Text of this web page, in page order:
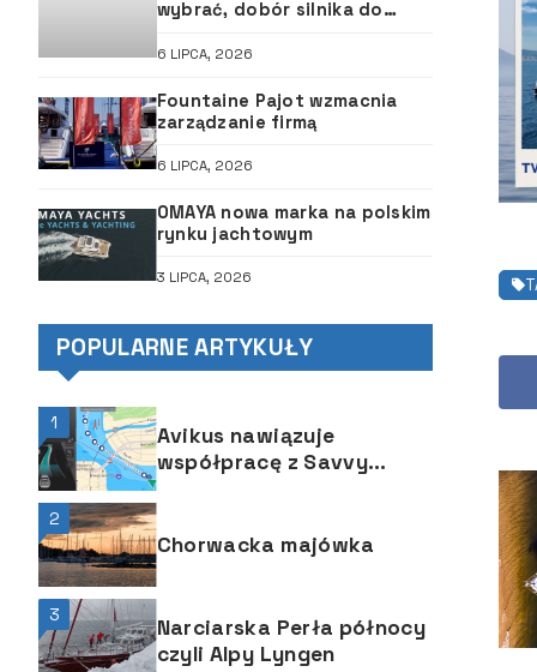
wybrać, dobór silnika do
6 LIPCA, 2026
Fountaine Pajot wzmacnia
zarządzanie firmą
6 LIPCA, 2026
OMAYA nowa marka na polskim
rynku jachtowym
3 LIPCA, 2026
POPULARNE ARTYKUŁY
1
Avikus nawiązuje
współpracę z Savvy
Navvy
2
Chorwacka majówka
3
Narciarska Perła północy
czyli Alpy Lyngen